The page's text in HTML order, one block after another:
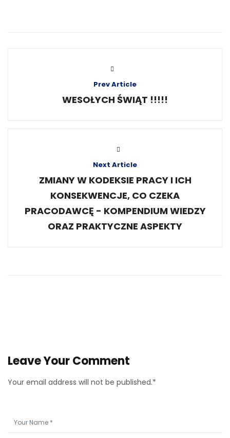
Prev Article
WESOŁYCH ŚWIĄT !!!!!
Next Article
ZMIANY W KODEKSIE PRACY I ICH
KONSEKWENCJE, CO CZEKA
PRACODAWCĘ - KOMPENDIUM WIEDZY
ORAZ PRAKTYCZNE ASPEKTY
Leave Your Comment
Your email address will not be published.*